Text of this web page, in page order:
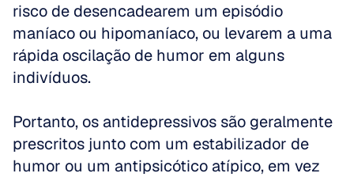
risco de desencadearem um episódio
maníaco ou hipomaníaco, ou levarem a uma
rápida oscilação de humor em alguns
indivíduos.
Portanto, os antidepressivos são geralmente
prescritos junto com um estabilizador de
humor ou um antipsicótico atípico, em vez